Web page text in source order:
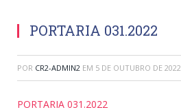
PORTARIA 031.2022
POR CR2-ADMIN2 EM 5 DE OUTUBRO DE 2022
PORTARIA 031.2022